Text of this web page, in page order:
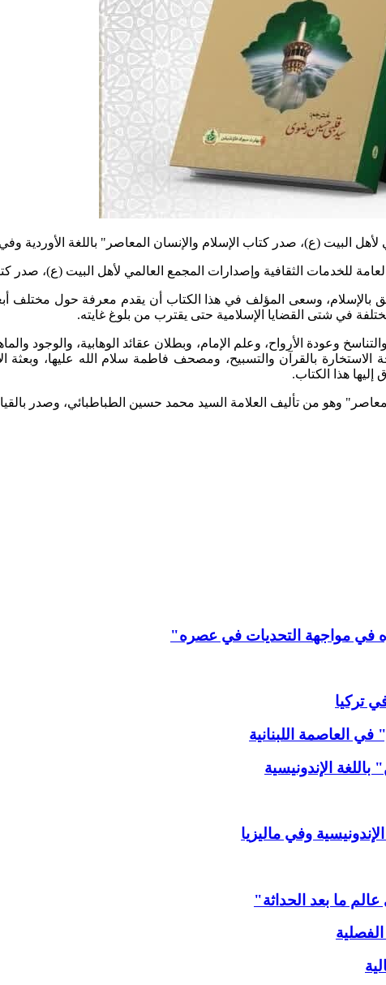
البيت (ع)، صدر كتاب الإسلام والإنسان المعاصر" باللغة الأوردية وفي
العامة للخدمات الثقافية وإصدارات المجمع العالمي لأهل البيت (ع)، صدر
وسعى المؤلف في هذا الكتاب أن يقدم معرفة حول مختلف أبعاد
في شتى القضايا الإسلامية حتى يقترب من بلوغ غايته.
وعودة الأرواح، وعلم الإمام، وبطلان عقائد الوهابية، والوجود
بالقرآن والتسبيح، ومصحف فاطمة سلام الله عليها، وبعثة
هذا الكتاب.
وهو من تأليف العلامة السيد محمد حسين الطباطبائي، وصدر
في مواجهة التحديات في عصره"
تركيا
العاصمة اللبنانية
الإندونيسية
وفي ماليزيا
ما بعد الحداثة"